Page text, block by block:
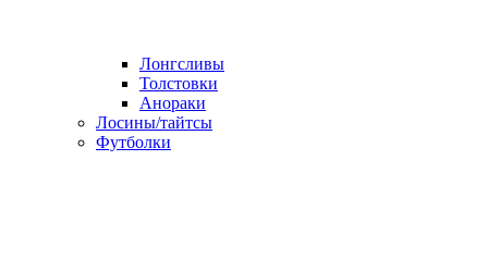
Лонгсливы
Толстовки
Анораки
Лосины/тайтсы
Футболки